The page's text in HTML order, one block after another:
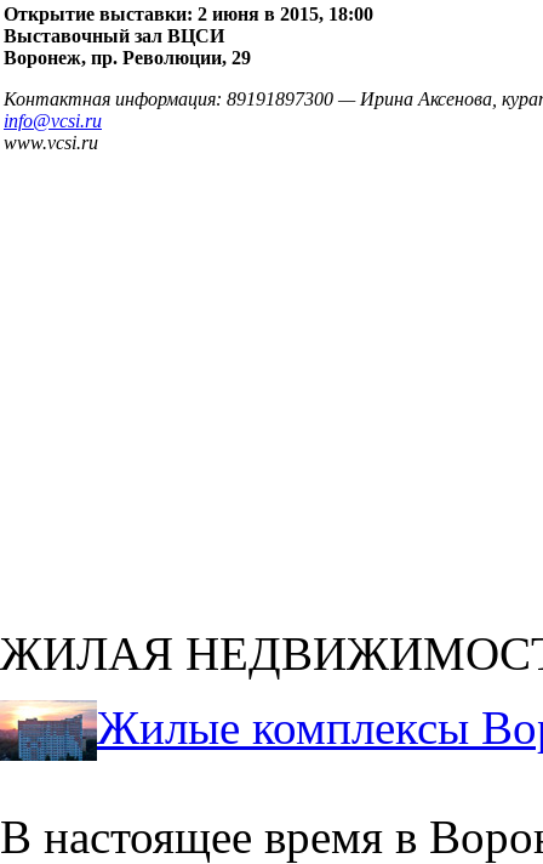
Открытие выставки: 2 июня в 2015, 18:00
Выставочный зал ВЦСИ
Воронеж, пр. Революции, 29
Контактная информация: 89191897300 — Ирина Аксенова,
info@vcsi.ru
www.vcsi.ru
ЖИЛАЯ
Жилые комплексы
В настоящее время в